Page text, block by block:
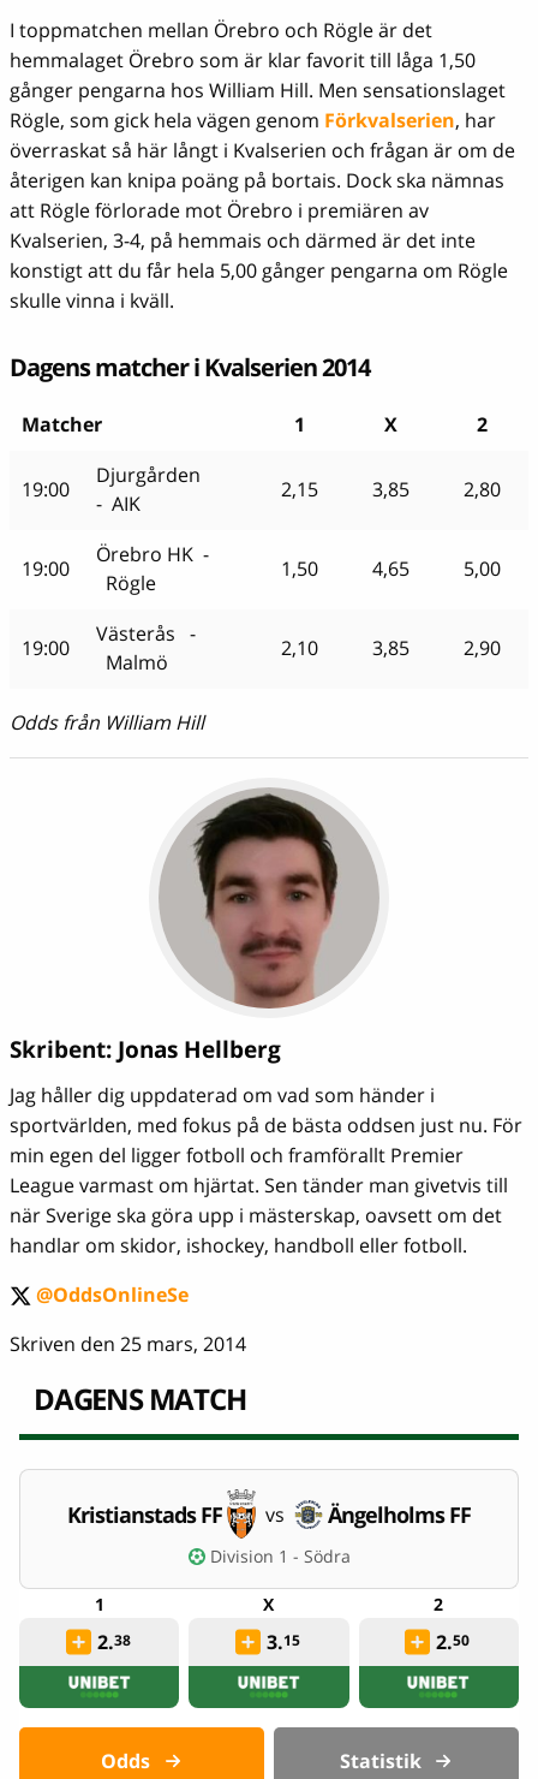
I toppmatchen mellan Örebro och Rögle är det
hemmalaget Örebro som är klar favorit till låga 1,50
gånger pengarna hos William Hill. Men sensationslaget
Rögle, som gick hela vägen genom Förkvalserien, har
överraskat så här långt i Kvalserien och frågan är om de
återigen kan knipa poäng på bortais. Dock ska nämnas
att Rögle förlorade mot Örebro i premiären av
Kvalserien, 3-4, på hemmais och därmed är det inte
konstigt att du får hela 5,00 gånger pengarna om Rögle
skulle vinna i kväll.
Dagens matcher i Kvalserien 2014
Matcher 1 X 2
19:00
Djurgården
- AIK
2,15 3,85 2,80
19:00
Örebro HK -
Rögle
1,50 4,65 5,00
19:00
Västerås -
Malmö
2,10 3,85 2,90
Odds från William Hill
Skribent: Jonas Hellberg
Jag håller dig uppdaterad om vad som händer i
sportvärlden, med fokus på de bästa oddsen just nu. För
min egen del ligger fotboll och framförallt Premier
League varmast om hjärtat. Sen tänder man givetvis till
när Sverige ska göra upp i mästerskap, oavsett om det
handlar om skidor, ishockey, handboll eller fotboll.
twitter
@OddsOnlineSe
Skriven den 25 mars, 2014
DAGENS MATCH
Kristianstads FF vs Ängelholms FF
Division 1 - Södra
2.38 3.15 2.50
Odds Statistik